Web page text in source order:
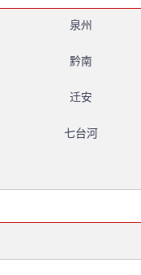
泉州
黔南
迁安
七台河